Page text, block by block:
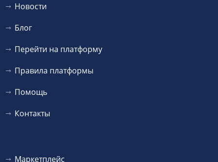
Новости
Блог
Перейти на платформу
Правила платформы
Помощь
Контакты
Маркетплейс